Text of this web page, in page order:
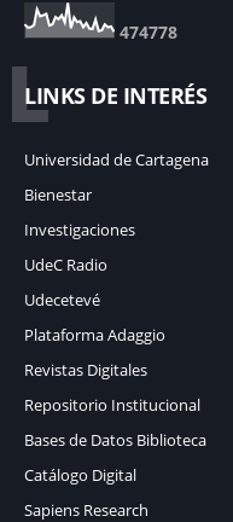
474778
L
LINKS DE INTERÉS
Universidad de Cartagena
Bienestar
Investigaciones
UdeC Radio
Udecetevé
Plataforma Adaggio
Revistas Digitales
Repositorio Institucional
Bases de Datos Biblioteca
Catálogo Digital
Sapiens Research